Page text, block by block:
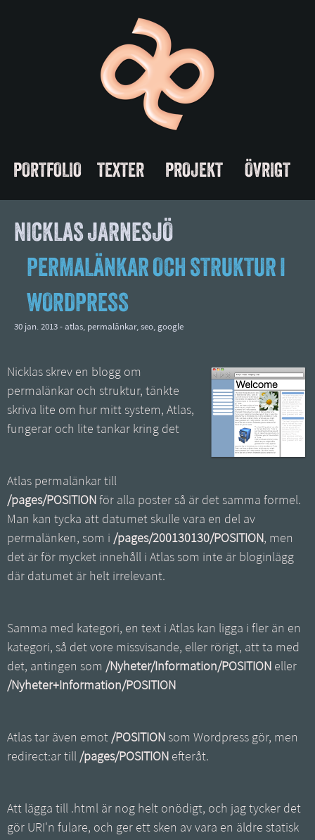
PORTFOLIO TEXTER PROJEKT ÖVRIGT
NICKLAS JARNESJÖ
PERMALÄNKAR OCH STRUKTUR I
WORDPRESS
30 jan. 2013 - atlas, permalänkar, seo, google
Nicklas skrev en blogg om
permalänkar och struktur, tänkte
skriva lite om hur mitt system, Atlas,
fungerar och lite tankar kring det
Atlas permalänkar till
/pages/POSITION för alla poster så är det samma formel.
Man kan tycka att datumet skulle vara en del av
permalänken, som i /pages/200130130/POSITION, men
det är för mycket innehåll i Atlas som inte är bloginlägg
där datumet är helt irrelevant.
Samma med kategori, en text i Atlas kan ligga i fler än en
kategori, så det vore missvisande, eller rörigt, att ta med
det, antingen som /Nyheter/Information/POSITION eller
/Nyheter+Information/POSITION
Atlas tar även emot /POSITION som Wordpress gör, men
redirect:ar till /pages/POSITION efteråt.
Att lägga till .html är nog helt onödigt, och jag tycker det
gör URI'n fulare, och ger ett sken av vara en äldre statisk